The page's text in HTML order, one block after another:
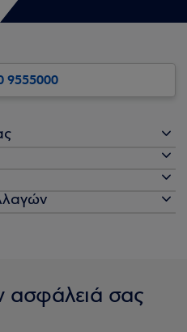
9555000
ασφάλειά σας